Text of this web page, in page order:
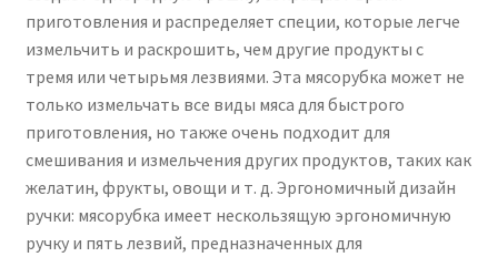
приготовления и распределяет специи, которые легче
измельчить и раскрошить, чем другие продукты с
тремя или четырьмя лезвиями. Эта мясорубка может не
только измельчать все виды мяса для быстрого
приготовления, но также очень подходит для
смешивания и измельчения других продуктов, таких как
желатин, фрукты, овощи и т. д. Эргономичный дизайн
ручки: мясорубка имеет нескользящую эргономичную
ручку и пять лезвий, предназначенных для